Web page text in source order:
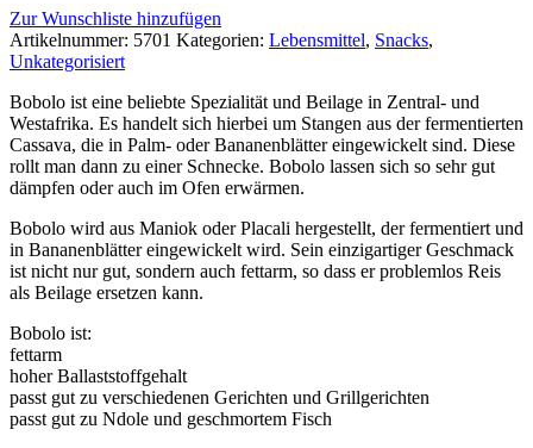
Zur Wunschliste hinzufügen
Artikelnummer: 5701 Kategorien: Lebensmittel, Snacks,
Unkategorisiert
Bobolo ist eine beliebte Spezialität und Beilage in Zentral- und
Westafrika. Es handelt sich hierbei um Stangen aus der fermentierten
Cassava, die in Palm- oder Bananenblätter eingewickelt sind. Diese
rollt man dann zu einer Schnecke. Bobolo lassen sich so sehr gut
dämpfen oder auch im Ofen erwärmen.
Bobolo wird aus Maniok oder Placali hergestellt, der fermentiert und
in Bananenblätter eingewickelt wird. Sein einzigartiger Geschmack
ist nicht nur gut, sondern auch fettarm, so dass er problemlos Reis
als Beilage ersetzen kann.
Bobolo ist:
fettarm
hoher Ballaststoffgehalt
passt gut zu verschiedenen Gerichten und Grillgerichten
passt gut zu Ndole und geschmortem Fisch